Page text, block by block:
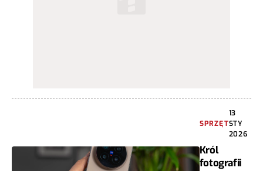
SPRZĘT
13
STY
2026
Król
fotografii